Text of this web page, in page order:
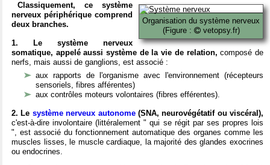
Organisation du système nerveux
(Figure :
vetopsy.fr)
Classiquement, ce système
nerveux périphérique comprend
deux branches.
1. Le système nerveux
somatique, appelé aussi système de la vie de relation, composé de
nerfs, mais aussi de ganglions, est associé :
aux rapports de l'organisme avec l'environnement (récepteurs
sensoriels, fibres afférentes)
aux contrôles moteurs volontaires (fibres efférentes).
2. Le système nerveux autonome(SNA, neurovégétatif ou viscéral),
c'est-à-dire involontaire (littéralement " qui se régit par ses propres lois
", est associé du fonctionnement automatique des organes comme les
muscles lisses, le muscle cardiaque, la majorité des glandes exocrines
ou endocrines.